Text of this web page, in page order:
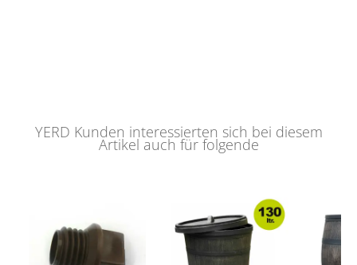
YERD Kunden interessierten sich bei diesem
Artikel auch für folgende